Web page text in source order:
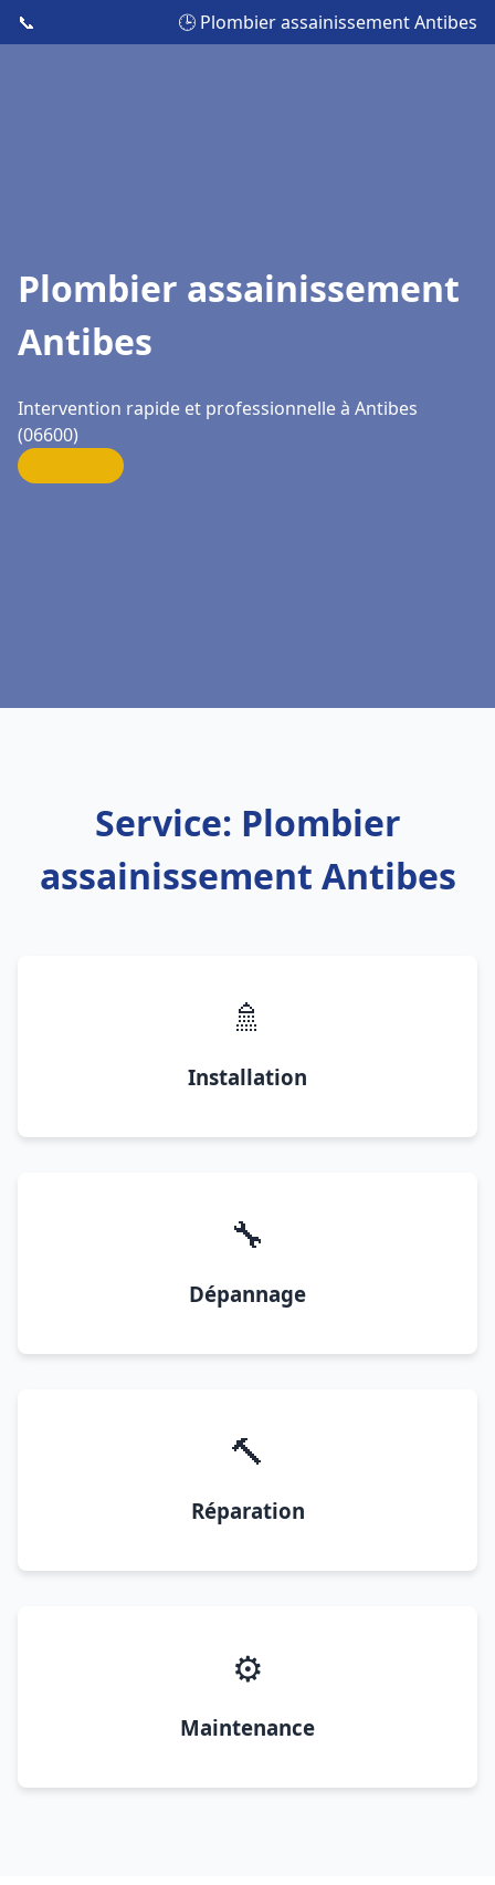
📞 🕒 Plombier assainissement Antibes
Plombier assainissement
Antibes
Intervention rapide et professionnelle à Antibes
(06600)
Service: Plombier
assainissement Antibes
🚿
Installation
🔧
Dépannage
🔨
Réparation
⚙️
Maintenance